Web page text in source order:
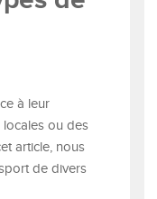
à leur
locales ou des
article, nous
de divers